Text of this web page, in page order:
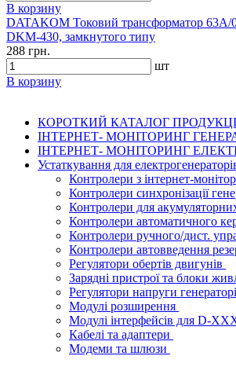
В корзину
DATAKOM Токовий трансформатор 63A/
DKM-430, замкнутого типу
288 грн.
шт
В корзину
КОРОТКИЙ КАТАЛОГ
ІНТЕРНЕТ- МОНІТОРИНГ
ІНТЕРНЕТ- МОНІТОРИНГ
Устаткування для
Контролери з інтернет-
Контролери синхронізації
Контролери для
Контролери автоматичного
Контролери ручного/дист.
Контролери автовведення
Регулятори обертів двигунів
Зарядні пристрої та блоки
Регулятори напруги
Модулі розширення
Модулі інтерфейсів для D-
Кабелі та адаптери
Модеми та шлюзи